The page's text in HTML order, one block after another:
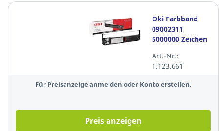
Oki Farbband
09002311
5000000 Zeichen
Art.-Nr.:
1.123.661
Für Preisanzeige anmelden oder Konto erstellen.
Preis anzeigen